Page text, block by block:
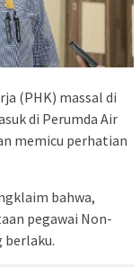
(PHK) massal di
di Perumda Air
memicu perhatian
bahwa,
pegawai Non-
berlaku.